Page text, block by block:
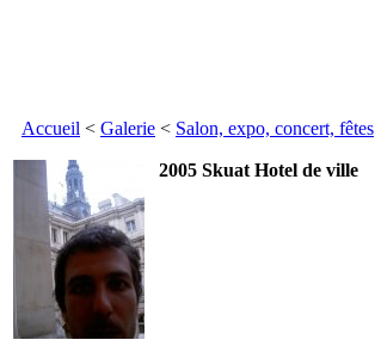
Accueil < Galerie < Salon, expo, concert, fêtes
2005 Skuat Hotel de ville